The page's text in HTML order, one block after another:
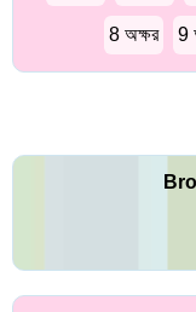
8 অক্ষর 9